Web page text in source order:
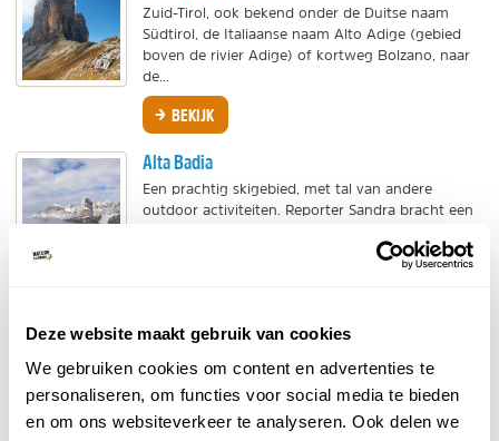
Deze website maakt gebruik van cookies
We gebruiken cookies om content en advertenties te
personaliseren, om functies voor social media te bieden
en om ons websiteverkeer te analyseren. Ook delen we
Zuid-Tirol, ook bekend onder de Duitse naam
Südtirol, de Italiaanse naam Alto Adige (gebied
boven de rivier Adige) of kortweg Bolzano, naar
de...
BEKIJK
Alta Badia
Een prachtig skigebied, met tal van andere
outdoor activiteiten. Reporter Sandra bracht een
Val di Zoldo
Val di Zoldo, gelegen in de Dolomieten, biedt
spectaculaire berglandschappen zonder
massatoerisme. Perfect voor bergtochten en
fietsroutes. Deze...